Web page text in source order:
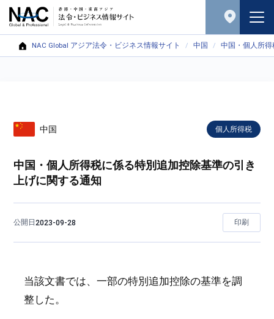
NAC Global アジア法令・ビジネス情報サイト 中国 中国・個人所
中国 個人所得税
中国・個人所得税に係る特別追加控除基準の引き
上げに関する通知
公開日2023-09-28 印刷
当該文書では、一部の特別追加控除の基準を調
整した。